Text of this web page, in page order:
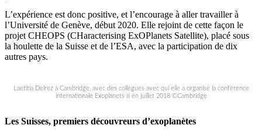
L’expérience est donc positive, et l’encourage à aller travailler à
l’Université de Genève, début 2020. Elle rejoint de cette façon le
projet CHEOPS (CHaracterising ExOPlanets Satellite), placé sous
la houlette de la Suisse et de l’ESA, avec la participation de dix
autres pays.
Laetitia Delrez à Cambridge, avec des collègues avec qui elle a organisé la conférence
internationale Exoplanets II en juillet 2018 ©Cambridge
Les Suisses, premiers découvreurs d’exoplanètes